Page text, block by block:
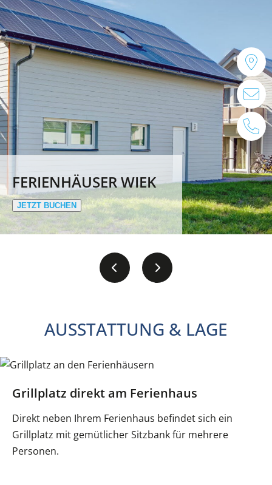
FERIENHÄUSER WIEK
JETZT BUCHEN
AUSSTATTUNG & LAGE
Grillplatz direkt am Ferienhaus
Direkt neben Ihrem Ferienhaus befindet sich ein
Grillplatz mit gemütlicher Sitzbank für mehrere
Personen.